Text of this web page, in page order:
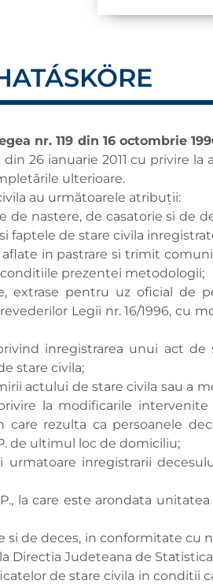
nr. 119 din 16 octombrie
din 26 ianuarie 2011 cu privire
ulterioare.
au următoarele atribuții:
nastere, de casatorie si de
faptele de stare civila
in pastrare si trimit
conditiile prezentei metodologii;
pentru uz oficial de
Legii nr. 16/1996, cu
inregistrarea unui act de
stare civila;
actului de stare civila sau a
la modificarile
care rezulta ca persoanele
de ultimul loc de domiciliu;
inregistrarii
la care este arondata
de deces, in conformitate cu
Directia Judeteana de
de stare civila in conditii